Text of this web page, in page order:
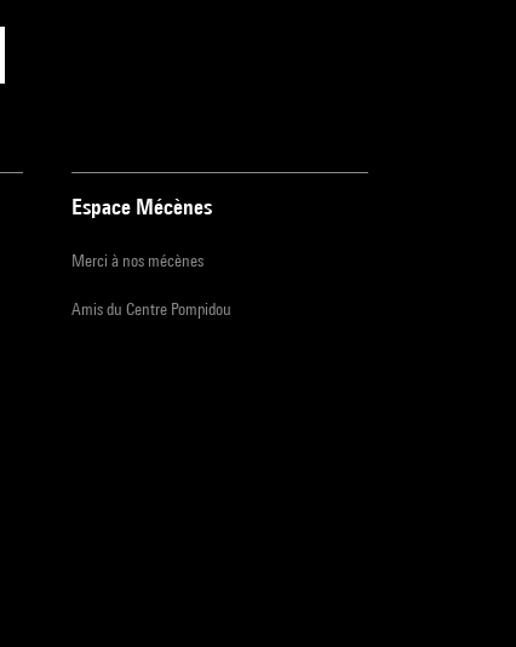
Espace Mécènes
Merci à nos mécènes
Amis du Centre Pompidou